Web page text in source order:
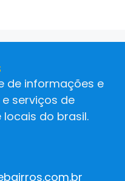
de informações e
serviços de
do brasil.